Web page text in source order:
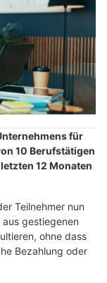
für
10 Berufstätigen
12 Monaten
Teilnehmer nun
gestiegenen
ohne dass
Bezahlung oder